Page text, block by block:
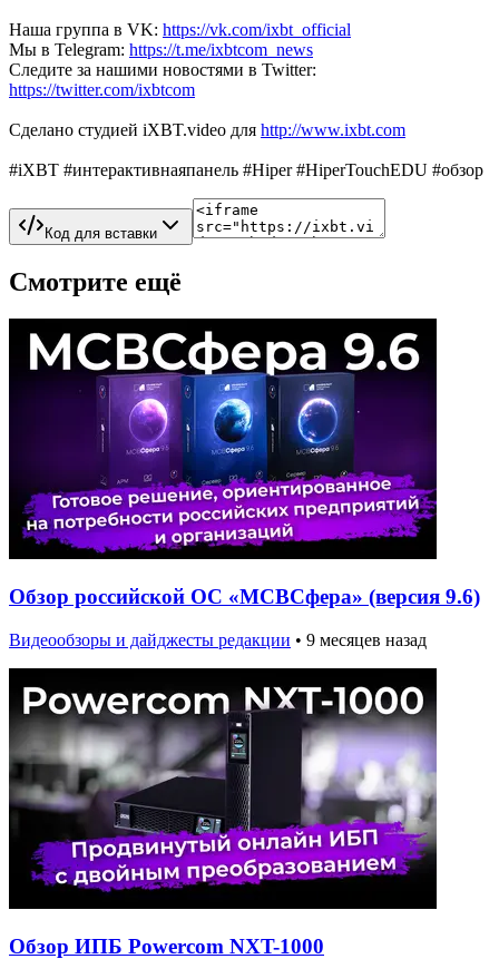
Наша группа в VK: https://vk.com/ixbt_official
Мы в Telegram: https://t.me/ixbtcom_news
Следите за нашими новостями в Twitter:
https://twitter.com/ixbtcom
Сделано студией iXBT.video для http://www.ixbt.com
#iXBT #интерактивнаяпанель #Hiper #HiperTouchEDU #обзор
Код для вставки
Смотрите ещё
Обзор российской ОС «МСВСфера» (версия 9.6)
Видеообзоры и дайджесты редакции • 9 месяцев назад
Обзор ИПБ Powercom NXT-1000